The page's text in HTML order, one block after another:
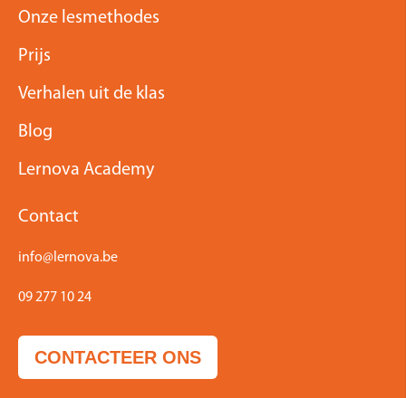
Onze lesmethodes
Prijs
Verhalen uit de klas
Blog
Lernova Academy
Contact
info@lernova.be
09 277 10 24
CONTACTEER ONS